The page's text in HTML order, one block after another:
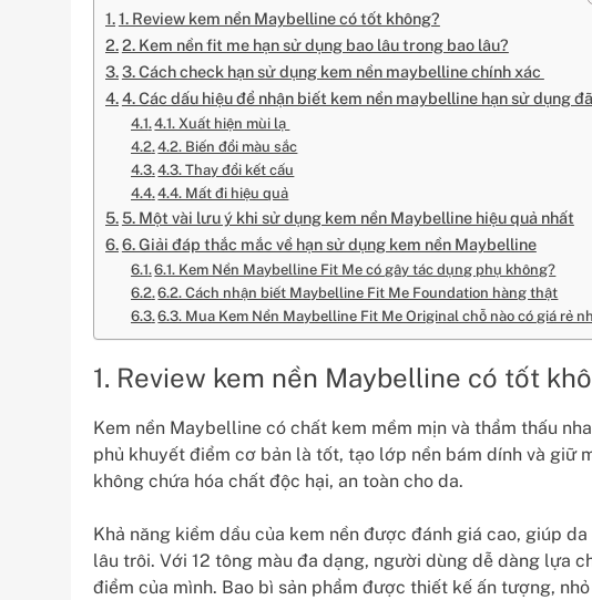
1. Review kem nền Maybelline có tốt không?
2. Kem nền fit me hạn sử dụng bao lâu trong bao lâu?
3. Cách check hạn sử dụng kem nền maybelline chính xác
4. Các dấu hiệu để nhận biết kem nền maybelline hạn sử dụng
4.1. Xuất hiện mùi lạ
4.2. Biến đổi màu sắc
4.3. Thay đổi kết cấu
4.4. Mất đi hiệu quả
5. Một vài lưu ý khi sử dụng kem nền Maybelline hiệu quả nhất
6. Giải đáp thắc mắc về hạn sử dụng kem nền Maybelline
6.1. Kem Nền Maybelline Fit Me có gây tác dụng phụ không?
6.2. Cách nhận biết Maybelline Fit Me Foundation hàng thật
6.3. Mua Kem Nền Maybelline Fit Me Original chỗ nào có giá rẻ
1. Review kem nền Maybelline có tốt
Kem nền Maybelline có chất kem mềm mịn và thẩm thấu
phủ khuyết điểm cơ bản là tốt, tạo lớp nền bám dính và giữ
không chứa hóa chất độc hại, an toàn cho da.
Khả năng kiềm dầu của kem nền được đánh giá cao, giúp
lâu trôi. Với 12 tông màu đa dạng, người dùng dễ dàng lựa
điểm của mình. Bao bì sản phẩm được thiết kế ấn tượng,